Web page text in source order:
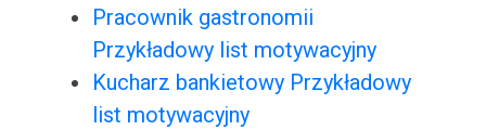
Pracownik gastronomii
Przykładowy list motywacyjny
Kucharz bankietowy Przykładowy
list motywacyjny